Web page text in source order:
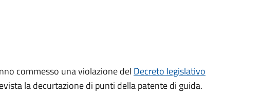
commesso una violazione del Decreto legislativo
la decurtazione di punti della patente di guida.